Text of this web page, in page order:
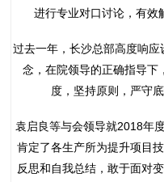
进行专业对口讨论，有效
过去一年，长沙总部高度响应
念，在院领导的正确指导下
度，坚持原则，严守
袁启良等与会领导就2018年
肯定了各生产所为提升项目
反思和自我总结，敢于面对